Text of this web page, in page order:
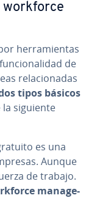
workforce
he­rra­mie­n­tas
de
re­la­cio­na­das
tipos básicos
la siguiente
es una
Aunque
de trabajo.
ma­na­ge­